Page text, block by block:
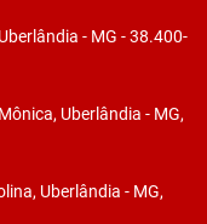
- MG - 38.400-
Uberlândia - MG,
Uberlândia - MG,